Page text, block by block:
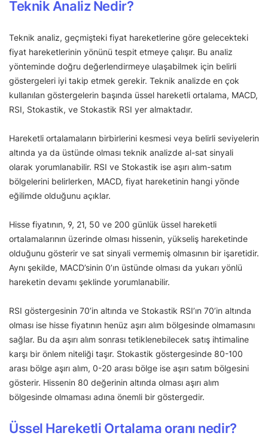
Teknik Analiz Nedir?
Teknik analiz, geçmişteki fiyat hareketlerine göre gelecekteki
fiyat hareketlerinin yönünü tespit etmeye çalışır. Bu analiz
yönteminde doğru değerlendirmeye ulaşabilmek için belirli
göstergeleri iyi takip etmek gerekir. Teknik analizde en çok
kullanılan göstergelerin başında üssel hareketli ortalama, MACD,
RSI, Stokastik, ve Stokastik RSI yer almaktadır.
Hareketli ortalamaların birbirlerini kesmesi veya belirli seviyelerin
altında ya da üstünde olması teknik analizde al-sat sinyali
olarak yorumlanabilir. RSI ve Stokastik ise aşırı alım-satım
bölgelerini belirlerken, MACD, fiyat hareketinin hangi yönde
eğilimde olduğunu açıklar.
Hisse fiyatının, 9, 21, 50 ve 200 günlük üssel hareketli
ortalamalarının üzerinde olması hissenin, yükseliş hareketinde
olduğunu gösterir ve sat sinyali vermemiş olmasının bir işaretidir.
Aynı şekilde, MACD’sinin 0’ın üstünde olması da yukarı yönlü
hareketin devamı şeklinde yorumlanabilir.
RSI göstergesinin 70’in altında ve Stokastik RSI’ın 70’in altında
olması ise hisse fiyatının henüz aşırı alım bölgesinde olmamasını
sağlar. Bu da aşırı alım sonrası tetiklenebilecek satış ihtimaline
karşı bir önlem niteliği taşır. Stokastik göstergesinde 80-100
arası bölge aşırı alım, 0-20 arası bölge ise aşırı satım bölgesini
gösterir. Hissenin 80 değerinin altında olması aşırı alım
bölgesinde olmaması adına önemli bir göstergedir.
Üssel Hareketli Ortalama oranı nedir?